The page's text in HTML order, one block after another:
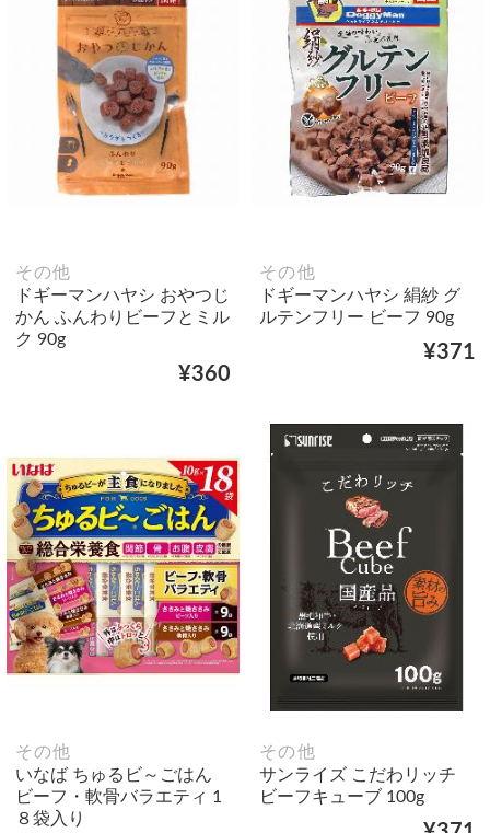
その他
ドギーマンハヤシ おやつじ
かん ふんわりビーフとミル
ク 90g
¥360
その他
ドギーマンハヤシ 絹紗 グ
ルテンフリー ビーフ 90g
¥371
その他
いなば ちゅるビ～ごはん
ビーフ・軟骨バラエティ 1
８袋入り
その他
サンライズ こだわリッチ
ビーフキューブ 100g